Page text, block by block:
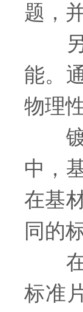
题，
另
能。
物理
镀
中，
在基
同的
在
标准